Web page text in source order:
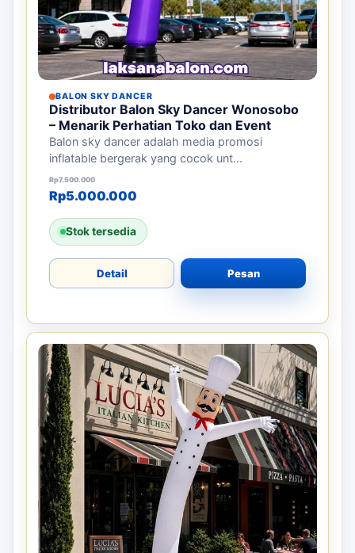
BALON SKY DANCER
Distributor Balon Sky Dancer Wonosobo
– Menarik Perhatian Toko dan Event
Balon sky dancer adalah media promosi
inflatable bergerak yang cocok unt...
Rp7.500.000
Harga aslinya adalah: Rp7.500.000.
Rp5.000.000
Harga saat ini adalah: Rp5.000.000.
Stok tersedia
Detail Pesan